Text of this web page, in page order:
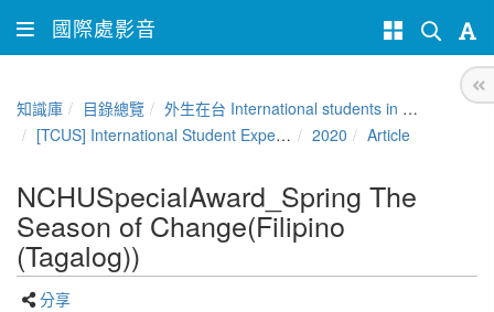
國際處影音
知識庫 目錄總覽
外生在台 International students in Taiwan
[TCUS] International Student Experience Sharing Contest
2020 Article
NCHUSpecialAward_Spring The
Season of Change(Filipino
(Tagalog))
分享